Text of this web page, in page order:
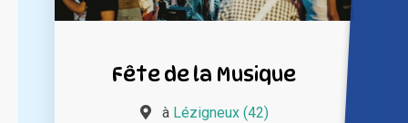
Fête de la Musique
à Lézigneux (42)